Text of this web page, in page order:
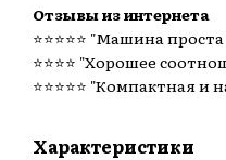
Отзывы из интернета
⭐️⭐️⭐️⭐️⭐️ "Машина
⭐️⭐️⭐️⭐️ "Хорошее
⭐️⭐️⭐️⭐️⭐️
Характеристики